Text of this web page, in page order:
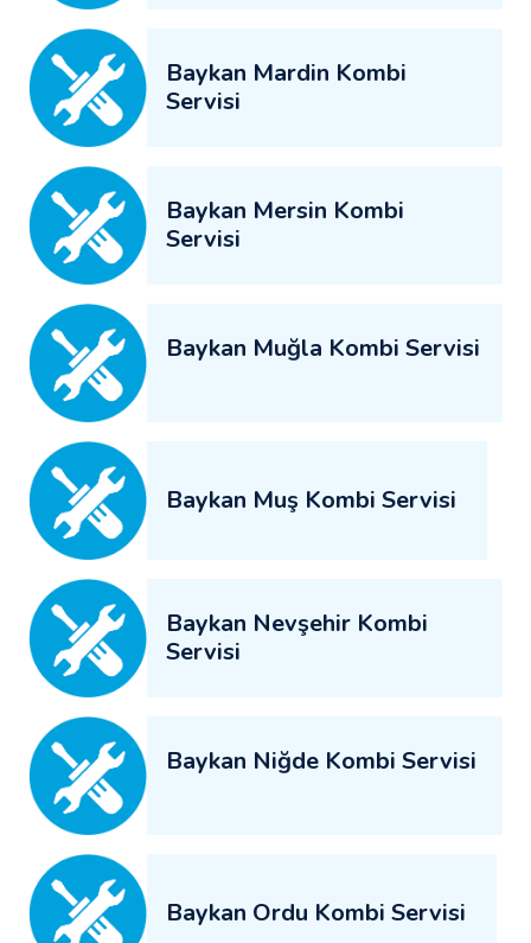
Baykan Mardin Kombi
Servisi
Baykan Mersin Kombi
Servisi
Baykan Muğla Kombi Servisi
Baykan Muş Kombi Servisi
Baykan Nevşehir Kombi
Servisi
Baykan Niğde Kombi Servisi
Baykan Ordu Kombi Servisi